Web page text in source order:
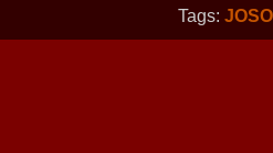
Tags: JOSO